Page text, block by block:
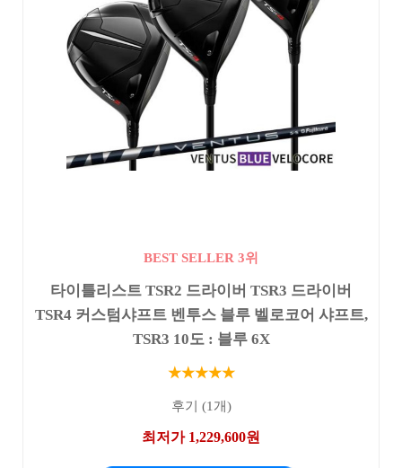
BEST SELLER 3위
타이틀리스트 TSR2 드라이버 TSR3 드라이버
TSR4 커스텀샤프트 벤투스 블루 벨로코어 샤프트,
TSR3 10도 : 블루 6X
★★★★★
후기 (1개)
최저가 1,229,600원